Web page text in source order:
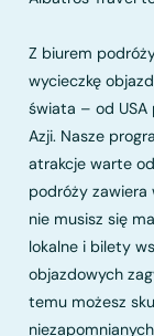
Z biurem
wycieczkę
świata – od
Azji. Nasze
atrakcje warte
podróży zawiera
nie musisz się
lokalne i bilety
objazdowych
temu możesz